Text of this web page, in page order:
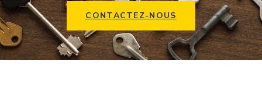
CONTACTEZ-NOUS